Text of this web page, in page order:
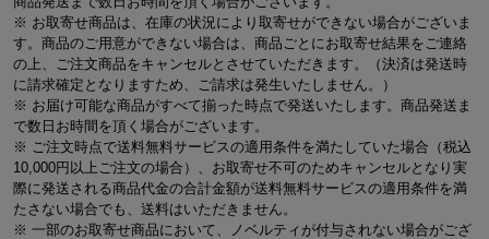
※ お取寄せ商品は、在庫の状況により取寄せができない場合がございま
す。商品のご用意ができない場合は、商品ごとにお取寄せ結果をご連絡
の上、ご注文商品をキャンセルとさせていただきます。（決済は発送時
に請求確定となりますため、ご請求は発生いたしません。）
※ お届け可能な商品がすべて揃った時点で発送いたします。商品発送ま
で数日お時間を頂く場合がございます。
※ ご注文時点で送料無料サービスの適用条件を満たしていた場合（税込
10,000円以上ご注文の場合）、お取寄せ不可のためキャンセルとなり実
際に発送される商品代金の合計金額が送料無料サービスの適用条件を満
たさない場合でも、送料はいただきません。
※ 一部のお取寄せ商品において、ノベルティが付与されない場合がござ